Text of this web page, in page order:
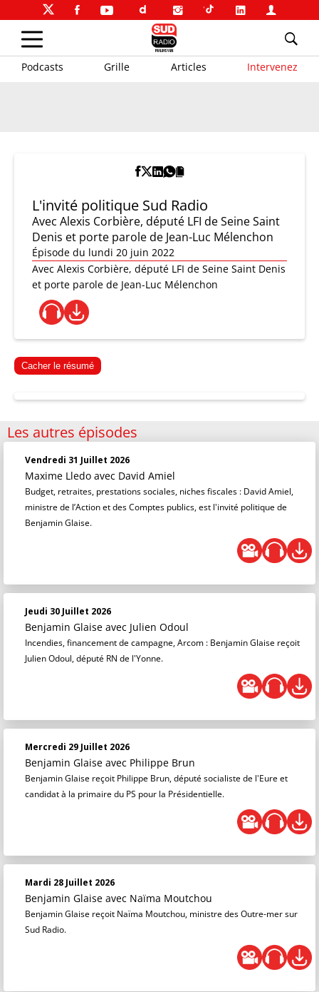
Podcasts Grille Articles Intervenez
L'invité politique Sud Radio
Avec Alexis Corbière, député LFI de Seine Saint
Denis et porte parole de Jean-Luc Mélenchon
Épisode du lundi 20 juin 2022
Avec Alexis Corbière, député LFI de Seine Saint Denis
et porte parole de Jean-Luc Mélenchon
Cacher le résumé
Les autres épisodes
Vendredi 31 Juillet 2026
Maxime Lledo avec David Amiel
Budget, retraites, prestations sociales, niches fiscales : David Amiel,
ministre de l’Action et des Comptes publics, est l'invité politique de
Benjamin Glaise.
Jeudi 30 Juillet 2026
Benjamin Glaise avec Julien Odoul
Incendies, financement de campagne, Arcom : Benjamin Glaise reçoit
Julien Odoul, député RN de l'Yonne.
Mercredi 29 Juillet 2026
Benjamin Glaise avec Philippe Brun
Benjamin Glaise reçoit Philippe Brun, député socialiste de l'Eure et
candidat à la primaire du PS pour la Présidentielle.
Mardi 28 Juillet 2026
Benjamin Glaise avec Naïma Moutchou
Benjamin Glaise reçoit Naïma Moutchou, ministre des Outre-mer sur
Sud Radio.